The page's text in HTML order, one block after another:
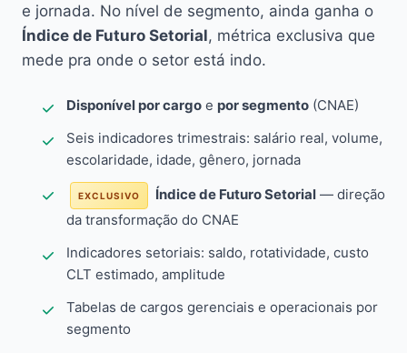
e jornada. No nível de segmento, ainda ganha o
Índice de Futuro Setorial, métrica exclusiva que
mede pra onde o setor está indo.
Disponível por cargo e por segmento (CNAE)
Seis indicadores trimestrais: salário real, volume,
escolaridade, idade, gênero, jornada
EXCLUSIVO Índice de Futuro Setorial — direção
da transformação do CNAE
Indicadores setoriais: saldo, rotatividade, custo
CLT estimado, amplitude
Tabelas de cargos gerenciais e operacionais por
segmento